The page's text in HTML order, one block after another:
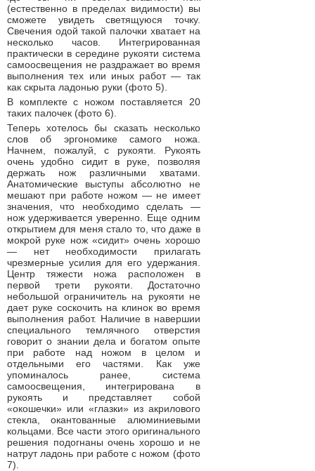
(естественно в пределах видимости) вы
сможете увидеть светящуюся точку.
Свечения одой такой палочки хватает на
несколько часов. Интегрированная
практически в середине рукояти система
самоосвещения не раздражает во время
выполнения тех или иных работ — так
как скрыта ладонью руки (фото 5).
В комплекте с ножом поставляется 20
таких палочек (фото 6).
Теперь хотелось бы сказать несколько
слов об эргономике самого ножа.
Начнем, пожалуй, с рукояти. Рукоять
очень удобно сидит в руке, позволяя
держать нож различными хватами.
Анатомические выступы абсолютно не
мешают при работе ножом — не имеет
значения, что необходимо сделать —
нож удерживается уверенно. Еще одним
открытием для меня стало то, что даже в
мокрой руке нож «сидит» очень хорошо
— нет необходимости прилагать
чрезмерные усилия для его удержания.
Центр тяжести ножа расположен в
первой трети рукояти. Достаточно
небольшой ограничитель на рукояти не
дает руке соскочить на клинок во время
выполнения работ. Наличие в навершии
специального темлячного отверстия
говорит о знании дела и богатом опыте
при работе над ножом в целом и
отдельными его частями. Как уже
упоминалось ранее, система
самоосвещения, интегрирована в
рукоять и представляет собой
«окошечки» или «глазки» из акрилового
стекла, окантованные алюминиевыми
кольцами. Все части этого оригинального
решения подогнаны очень хорошо и не
натрут ладонь при работе с ножом (фото
7).